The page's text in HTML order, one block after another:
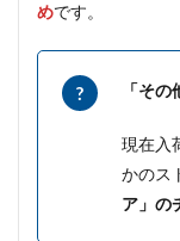
めです。
「そ
現在入
かのス
ア」の